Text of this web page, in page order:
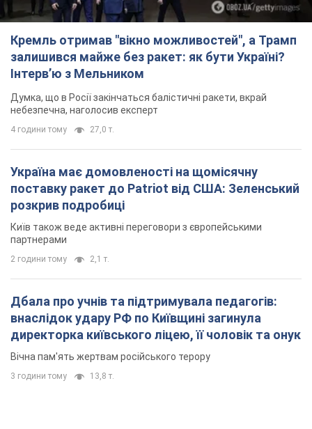
Кремль отримав "вікно можливостей", а Трамп
залишився майже без ракет: як бути Україні?
Інтерв’ю з Мельником
Думка, що в Росії закінчаться балістичні ракети, вкрай
небезпечна, наголосив експерт
4 години тому 27,0 т.
Україна має домовленості на щомісячну
поставку ракет до Patriot від США: Зеленський
розкрив подробиці
Київ також веде активні переговори з європейськими
партнерами
2 години тому 2,1 т.
Дбала про учнів та підтримувала педагогів:
внаслідок удару РФ по Київщині загинула
директорка київського ліцею, її чоловік та онук
Вічна пам'ять жертвам російського терору
3 години тому 13,8 т.